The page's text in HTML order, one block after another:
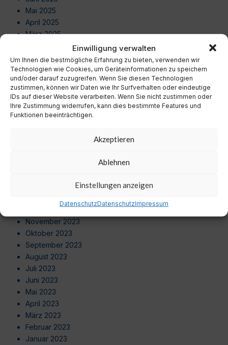
Einwilligung verwalten
Um Ihnen die bestmögliche Erfahrung zu bieten, verwenden wir
Technologien wie Cookies, um Geräteinformationen zu speichern
und/oder darauf zuzugreifen. Wenn Sie diesen Technologien
zustimmen, können wir Daten wie Ihr Surfverhalten oder eindeutige
IDs auf dieser Website verarbeiten. Wenn Sie nicht zustimmen oder
Ihre Zustimmung widerrufen, kann dies bestimmte Features und
Funktionen beeinträchtigen.
Akzeptieren
Ablehnen
Einstellungen anzeigen
DatenschutzDatenschutzImpressum
Mai 2025
April 2025
März 2025
Januar 2025
Dezember 2024
November 2024
Oktober 2024
September 2024
August 2024
Dezember 2023
November 2023
Oktober 2023
September 2023
August 2023
Juli 2023
Juni 2023
Mai 2023
April 2023
März 2023
Februar 2023
Januar 2023